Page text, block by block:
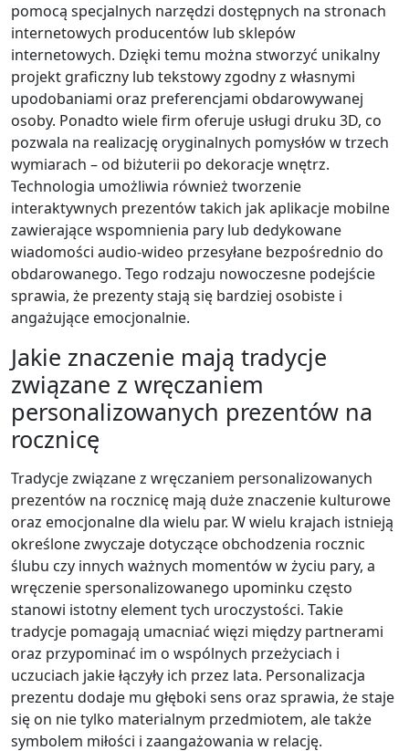
pomocą specjalnych narzędzi dostępnych na stronach
internetowych producentów lub sklepów
internetowych. Dzięki temu można stworzyć unikalny
projekt graficzny lub tekstowy zgodny z własnymi
upodobaniami oraz preferencjami obdarowywanej
osoby. Ponadto wiele firm oferuje usługi druku 3D, co
pozwala na realizację oryginalnych pomysłów w trzech
wymiarach – od biżuterii po dekoracje wnętrz.
Technologia umożliwia również tworzenie
interaktywnych prezentów takich jak aplikacje mobilne
zawierające wspomnienia pary lub dedykowane
wiadomości audio-wideo przesyłane bezpośrednio do
obdarowanego. Tego rodzaju nowoczesne podejście
sprawia, że prezenty stają się bardziej osobiste i
angażujące emocjonalnie.
Jakie znaczenie mają tradycje
związane z wręczaniem
personalizowanych prezentów na
rocznicę
Tradycje związane z wręczaniem personalizowanych
prezentów na rocznicę mają duże znaczenie kulturowe
oraz emocjonalne dla wielu par. W wielu krajach istnieją
określone zwyczaje dotyczące obchodzenia rocznic
ślubu czy innych ważnych momentów w życiu pary, a
wręczenie spersonalizowanego upominku często
stanowi istotny element tych uroczystości. Takie
tradycje pomagają umacniać więzi między partnerami
oraz przypominać im o wspólnych przeżyciach i
uczuciach jakie łączyły ich przez lata. Personalizacja
prezentu dodaje mu głęboki sens oraz sprawia, że staje
się on nie tylko materialnym przedmiotem, ale także
symbolem miłości i zaangażowania w relację.